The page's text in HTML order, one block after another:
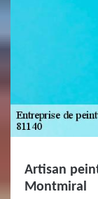
Artisan
Montmiral